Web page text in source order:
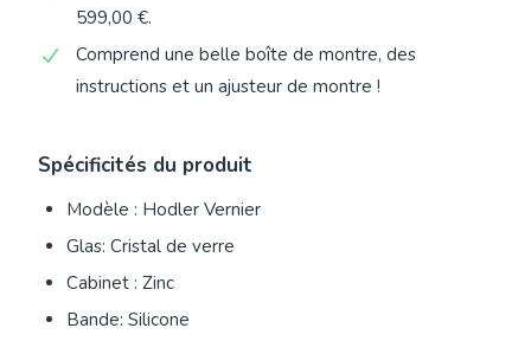
599,00 €.
Comprend une belle boîte de montre, des
instructions et un ajusteur de montre !
Spécificités du produit
Modèle : Hodler Vernier
Glas: Cristal de verre
Cabinet : Zinc
Bande: Silicone